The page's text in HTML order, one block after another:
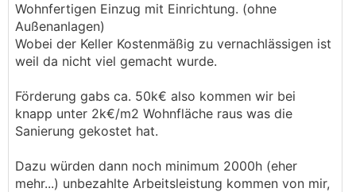
Wohnfertigen Einzug mit Einrichtung. (ohne
Außenanlagen)
Wobei der Keller Kostenmäßig zu vernachlässigen ist
weil da nicht viel gemacht wurde.
Förderung gabs ca. 50k€ also kommen wir bei
knapp unter 2k€/m2 Wohnfläche raus was die
Sanierung gekostet hat.
Dazu würden dann noch minimum 2000h (eher
mehr...) unbezahlte Arbeitsleistung kommen von mir,